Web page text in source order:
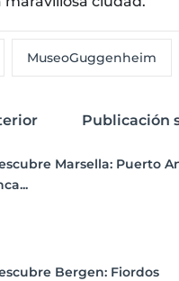
MuseoGuggenheim
Publicación
Marsella: Puerto
Bergen: Fiordos